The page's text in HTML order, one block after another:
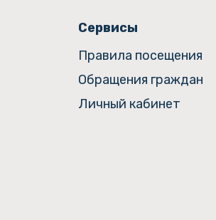
Сервисы
Правила посещения
Обращения граждан
Личный кабинет